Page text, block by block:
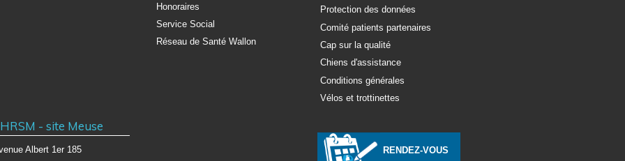
Honoraires
Service Social
Réseau de Santé Wallon
Protection des données
Comité patients partenaires
Cap sur la qualité
Chiens d'assistance
Conditions générales
Vélos et trottinettes
- site Meuse
Albert 1er 185 RENDEZ-VOUS